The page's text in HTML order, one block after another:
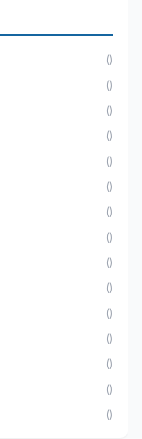
()
()
()
()
()
()
()
()
()
()
()
()
()
()
()